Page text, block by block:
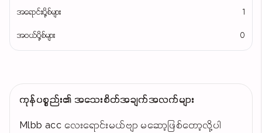
အရောင်းပို့စ်များ
အဝယ်ပို့စ်များ 0
ကုန်ပစ္စည်း၏ အသေးစိတ်အချက်အလက်များ
Mlbb acc လေးရောင်းမယ်ဗျာ မဆော့ဖြစ်တော့လို့ပါ